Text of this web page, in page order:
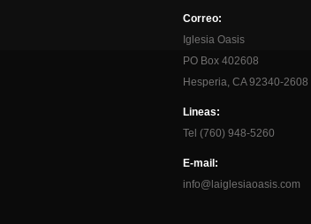
Correo:
Iglesia Oasis
PO Box 402608
Hesperia, CA 92340-2608
Lineas:
Tel (760) 948-5260
E-mail:
info@laiglesiaoasis.com